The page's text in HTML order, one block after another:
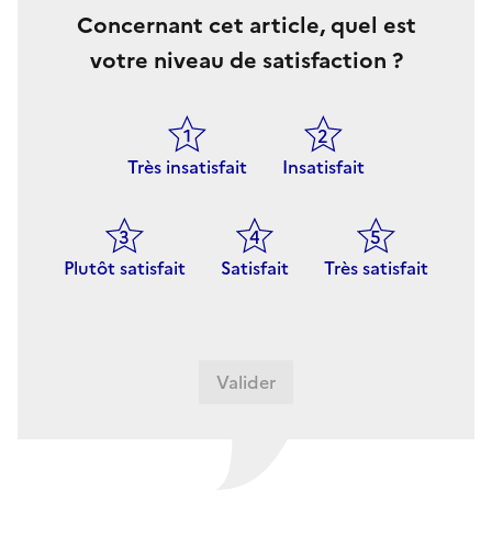
Concernant cet article, quel est
votre niveau de satisfaction ?
Très insatisfait Insatisfait
Plutôt satisfait Satisfait Très satisfait